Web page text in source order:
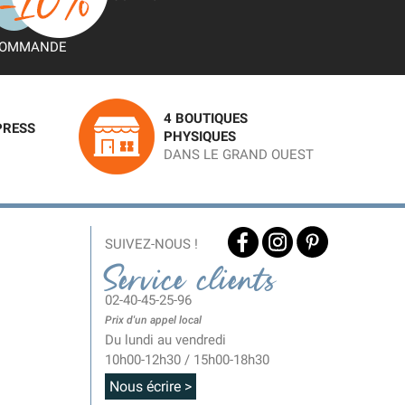
4 BOUTIQUES
PHYSIQUES
DANS LE GRAND OUEST
SUIVEZ-NOUS !
Service clients
02-40-45-25-96
Prix d'un appel local
Du lundi au vendredi
10h00-12h30 / 15h00-18h30
Nous écrire >